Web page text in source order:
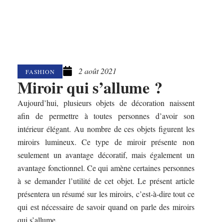
FASHION 2 août 2021
Miroir qui s’allume ?
Aujourd’hui, plusieurs objets de décoration naissent
afin de permettre à toutes personnes d’avoir son
intérieur élégant. Au nombre de ces objets figurent les
miroirs lumineux. Ce type de miroir présente non
seulement un avantage décoratif, mais également un
avantage fonctionnel. Ce qui amène certaines personnes
à se demander l’utilité de cet objet. Le présent article
présentera un résumé sur les miroirs, c’est-à-dire tout ce
qui est nécessaire de savoir quand on parle des miroirs